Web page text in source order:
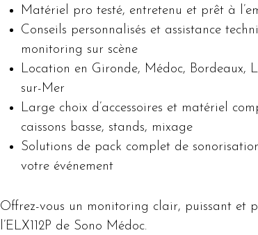
Matériel pro testé, entretenu et prêt à
Conseils personnalisés et assistance
monitoring sur scène
Location en Gironde, Médoc, Bordeaux,
sur-Mer
Large choix d’accessoires et matériel
caissons basse, stands, mixage
Solutions de pack complet de
votre événement
Offrez-vous un monitoring clair, puissant et
l’ELX112P de Sono Médoc.